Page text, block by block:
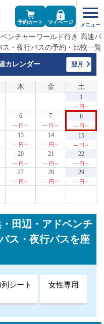
予約カート マイページ
ンチャーワールド行き 高速バ
・夜行バスの予約・比較一覧
カレンダー 翌月
木 金 土
1
--- 円～
6
--- 円～
7
--- 円～
8
--- 円～
13
--- 円～
14
--- 円～
15
--- 円～
20
--- 円～
21
--- 円～
22
--- 円～
27
--- 円～
28
--- 円～
29
--- 円～
田辺・アドベンチ
ス・夜行バスを座
列シート 女性専用